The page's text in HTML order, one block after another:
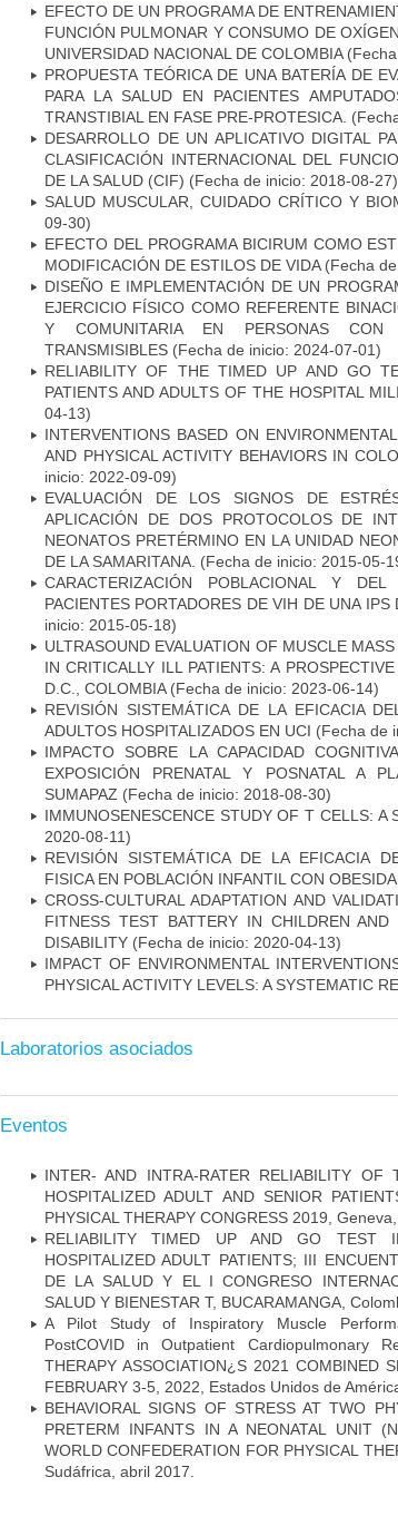
EFECTO DE UN PROGRAMA DE
FUNCIÓN PULMONAR Y CONSUMO DE
UNIVERSIDAD NACIONAL DE COLOMBIA
PROPUESTA TEÓRICA DE UNA BATERÍA DE
PARA LA SALUD EN PACIENTES
TRANSTIBIAL EN FASE PRE-PROTESICA.
DESARROLLO DE UN APLICATIVO DIGITAL
CLASIFICACIÓN INTERNACIONAL DEL
DE LA SALUD (CIF) (Fecha de inicio: 2018-08-27)
SALUD MUSCULAR, CUIDADO CRÍTICO Y
09-30)
EFECTO DEL PROGRAMA BICIRUM COMO
MODIFICACIÓN DE ESTILOS DE VIDA(Fecha de
DISEÑO E IMPLEMENTACIÓN DE UN
EJERCICIO FÍSICO COMO REFERENTE
Y COMUNITARIA EN PERSONAS CON
TRANSMISIBLES (Fecha de inicio: 2024-07-01)
RELIABILITY OF THE TIMED UP AND GO
PATIENTS AND ADULTS OF THE HOSPITAL
04-13)
INTERVENTIONS BASED ON
AND PHYSICAL ACTIVITY BEHAVIORS IN
inicio: 2022-09-09)
EVALUACIÓN DE LOS SIGNOS DE
APLICACIÓN DE DOS PROTOCOLOS DE
NEONATOS PRETÉRMINO EN LA UNIDAD
DE LA SAMARITANA. (Fecha de inicio: 2015-05-
CARACTERIZACIÓN POBLACIONAL Y
PACIENTES PORTADORES DE VIH DE UNA
inicio: 2015-05-18)
ULTRASOUND EVALUATION OF MUSCLE
IN CRITICALLY ILL PATIENTS: A
D.C., COLOMBIA(Fecha de inicio: 2023-06-14)
REVISIÓN SISTEMÁTICA DE LA EFICACIA
ADULTOS HOSPITALIZADOS EN UCI (Fecha de
IMPACTO SOBRE LA CAPACIDAD
EXPOSICIÓN PRENATAL Y POSNATAL A
SUMAPAZ (Fecha de inicio: 2018-08-30)
IMMUNOSENESCENCE STUDY OF T CELLS: A
2020-08-11)
REVISIÓN SISTEMÁTICA DE LA EFICACIA
FISICA EN POBLACIÓN INFANTIL CON
CROSS-CULTURAL ADAPTATION AND
FITNESS TEST BATTERY IN CHILDREN AND
DISABILITY (Fecha de inicio: 2020-04-13)
IMPACT OF ENVIRONMENTAL
PHYSICAL ACTIVITY LEVELS: A SYSTEMATIC
Laboratorios asociados
Eventos
INTER- AND INTRA-RATER RELIABILITY
HOSPITALIZED ADULT AND SENIOR
PHYSICAL THERAPY CONGRESS 2019,
RELIABILITY TIMED UP AND GO TEST
HOSPITALIZED ADULT PATIENTS; III
DE LA SALUD Y EL I CONGRESO
SALUD Y BIENESTAR T, BUCARAMANGA,
A Pilot Study of Inspiratory Muscle
PostCOVID in Outpatient Cardiopulmonary
THERAPY ASSOCIATION¿S 2021 COMBINED
FEBRUARY 3-5, 2022, Estados Unidos de
BEHAVIORAL SIGNS OF STRESS AT TWO
PRETERM INFANTS IN A NEONATAL UNIT
WORLD CONFEDERATION FOR PHYSICAL
Sudáfrica, abril 2017.